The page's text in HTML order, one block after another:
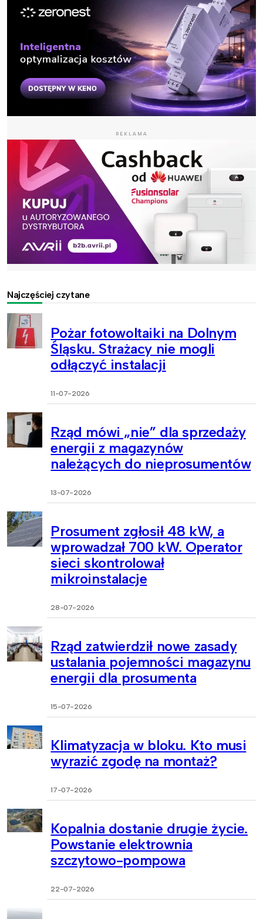
REKLAMA
Najczęściej czytane
Pożar fotowoltaiki na Dolnym
Śląsku. Strażacy nie mogli
odłączyć instalacji
11-07-2026
Rząd mówi „nie” dla sprzedaży
energii z magazynów
należących do nieprosumentów
13-07-2026
Prosument zgłosił 48 kW, a
wprowadzał 700 kW. Operator
sieci skontrolował
mikroinstalacje
28-07-2026
Rząd zatwierdził nowe zasady
ustalania pojemności magazynu
energii dla prosumenta
15-07-2026
Klimatyzacja w bloku. Kto musi
wyrazić zgodę na montaż?
17-07-2026
Kopalnia dostanie drugie życie.
Powstanie elektrownia
szczytowo-pompowa
22-07-2026